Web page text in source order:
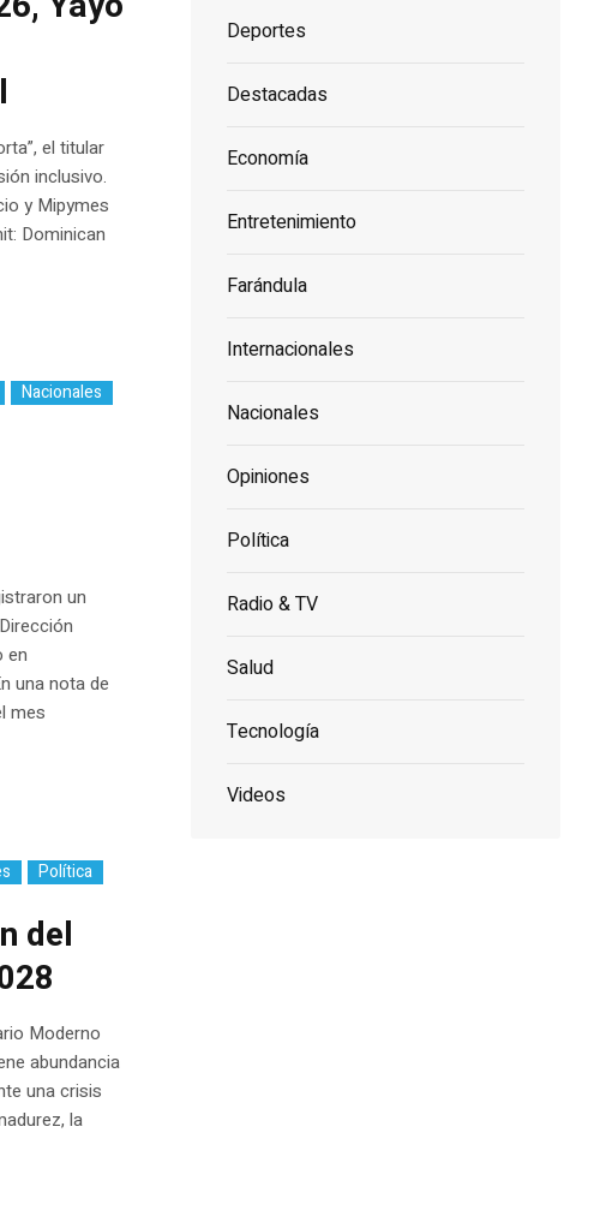
el titular
inclusivo.
y Mipymes
Dominican
Nacionales
un
en
una nota de
mes
Política
del
Moderno
abundancia
una crisis
la
Deportes
Destacadas
Economía
Entretenimiento
Farándula
Internacionales
Nacionales
Opiniones
Política
Radio & TV
Salud
Tecnología
Videos